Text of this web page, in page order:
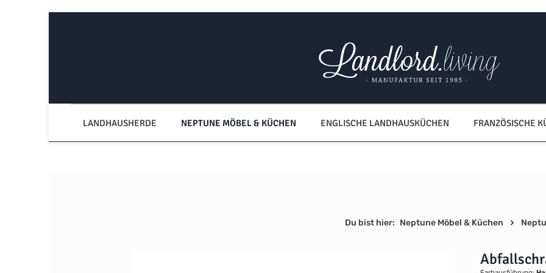
LANDHAUSHERDE NEPTUNE MÖBEL & KÜCHEN ENGLISCHE LANDHAUSKÜCHEN FRANZÖSISCHE
Du bist hier: Neptune Möbel & Küchen